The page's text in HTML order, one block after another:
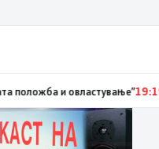
полициски службеник,